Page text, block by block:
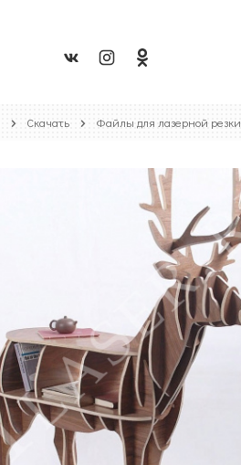
Скачать Файлы для лазерной резки